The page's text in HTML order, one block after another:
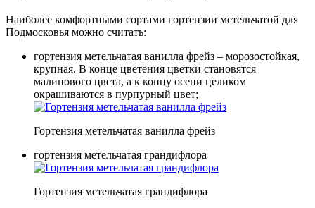
Наиболее комфортными сортами гортензии метельчатой для
Подмосковья можно считать:
гортензия метельчатая ванилла фрейз – морозостойкая,
крупная. В конце цветения цветки становятся
малинового цвета, а к концу осени целиком
окрашиваются в пурпурный цвет;
Гортензия метельчатая ванилла фрейз
гортензия метельчатая грандифлора
Гортензия метельчатая грандифлора